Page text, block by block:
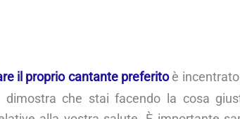
il proprio cantante preferitoè incentrato
che stai facendo la cosa